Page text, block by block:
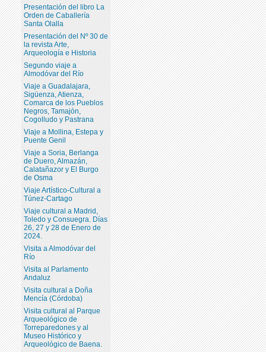
Presentación del libro La
Orden de Caballería
Santa Olalla
Presentación del Nº 30 de
la revista Arte,
Arqueología e Historia
Segundo viaje a
Almodóvar del Río
Viaje a Guadalajara,
Sigüenza, Atienza,
Comarca de los Pueblos
Negros, Tamajón,
Cogolludo y Pastrana
Viaje a Mollina, Estepa y
Puente Genil
Viaje a Soria, Berlanga
de Duero, Almazán,
Calatañazor y El Burgo
de Osma
Viaje Artístico-Cultural a
Túnez-Cartago
Viaje cultural a Madrid,
Toledo y Consuegra. Días
26, 27 y 28 de Enero de
2024.
Visita a Almodóvar del
Río
Visita al Parlamento
Andaluz
Visita cultural a Doña
Mencía (Córdoba)
Visita cultural al Parque
Arqueológico de
Torreparedones y al
Museo Histórico y
Arqueológico de Baena.